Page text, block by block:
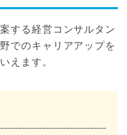
する経営コンサルタン
でのキャリアアップを
えます。